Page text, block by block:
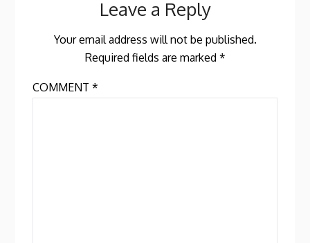
Leave a Reply
Your email address will not be published.
Required fields are marked *
COMMENT*